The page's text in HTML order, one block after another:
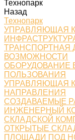
Технопарк
Назад
Технопарк
УПРАВЛЯЮЩАЯ
ТРАНСПОРТНАЯ
ВОЗМОЖНОСТИ
ОБОРУДОВАНИЕ
ПОЛЬЗОВАНИЯ
УПРАВЛЯЮЩАЯ
НАПРАВЛЕНИЯ
СОЗДАВАЕМЫЕ
ИНЖЕНЕРНЫЙ
СКЛАДСКОЙ
ОТКРЫТЫЕ
ПЛОЩАДИ ПОД